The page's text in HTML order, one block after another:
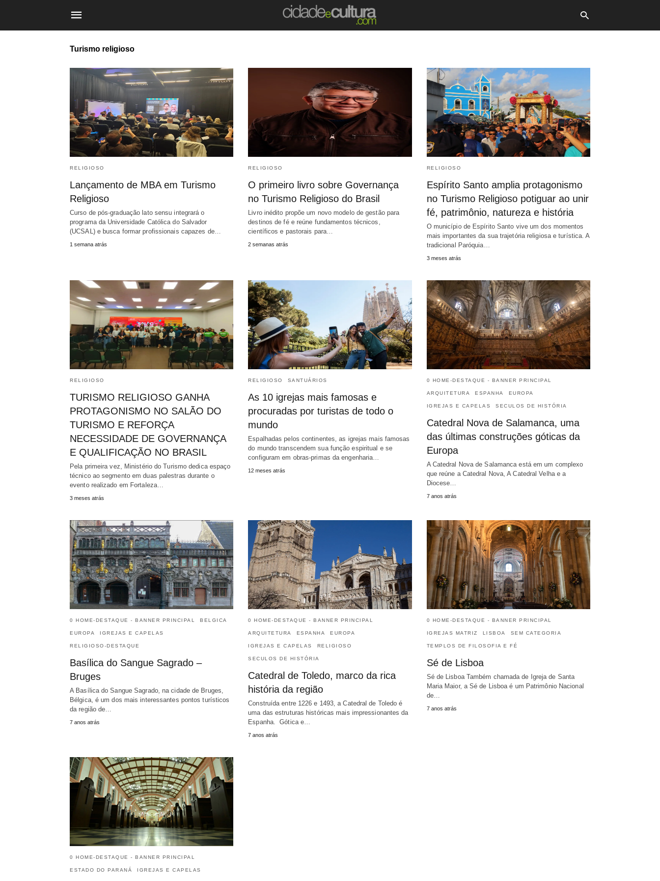
Turismo religioso
RELIGIOSO
Lançamento de MBA em Turismo
Religioso
Curso de pós-graduação lato sensu integrará o
programa da Universidade Católica do Salvador
(UCSAL) e busca formar profissionais capazes de…
1 semana atrás
RELIGIOSO
O primeiro livro sobre Governança
no Turismo Religioso do Brasil
Livro inédito propõe um novo modelo de gestão para
destinos de fé e reúne fundamentos técnicos,
científicos e pastorais para…
2 semanas atrás
RELIGIOSO
Espírito Santo amplia protagonismo
no Turismo Religioso potiguar ao unir
fé, patrimônio, natureza e história
O município de Espírito Santo vive um dos momentos
mais importantes da sua trajetória religiosa e turística. A
tradicional Paróquia…
3 meses atrás
RELIGIOSO
TURISMO RELIGIOSO GANHA
PROTAGONISMO NO SALÃO DO
TURISMO E REFORÇA
NECESSIDADE DE GOVERNANÇA
E QUALIFICAÇÃO NO BRASIL
Pela primeira vez, Ministério do Turismo dedica espaço
técnico ao segmento em duas palestras durante o
evento realizado em Fortaleza…
3 meses atrás
RELIGIOSO SANTUÁRIOS
As 10 igrejas mais famosas e
procuradas por turistas de todo o
mundo
Espalhadas pelos continentes, as igrejas mais famosas
do mundo transcendem sua função espiritual e se
configuram em obras-primas da engenharia…
12 meses atrás
0 HOME-DESTAQUE - BANNER PRINCIPAL
ARQUITETURA ESPANHA EUROPA
IGREJAS E CAPELAS SECULOS DE HISTÓRIA
Catedral Nova de Salamanca, uma
das últimas construções góticas da
Europa
A Catedral Nova de Salamanca está em um complexo
que reúne a Catedral Nova, A Catedral Velha e a
Diocese…
7 anos atrás
0 HOME-DESTAQUE - BANNER PRINCIPAL BELGICA
EUROPA IGREJAS E CAPELAS
RELIGIOSO-DESTAQUE
Basílica do Sangue Sagrado –
Bruges
A Basílica do Sangue Sagrado, na cidade de Bruges,
Bélgica, é um dos mais interessantes pontos turísticos
da região de…
7 anos atrás
0 HOME-DESTAQUE - BANNER PRINCIPAL
ARQUITETURA ESPANHA EUROPA
IGREJAS E CAPELAS RELIGIOSO
SECULOS DE HISTÓRIA
Catedral de Toledo, marco da rica
história da região
Construída entre 1226 e 1493, a Catedral de Toledo é
uma das estruturas históricas mais impressionantes da
Espanha. Gótica e…
7 anos atrás
0 HOME-DESTAQUE - BANNER PRINCIPAL
IGREJAS MATRIZ LISBOA SEM CATEGORIA
TEMPLOS DE FILOSOFIA E FÉ
Sé de Lisboa
Sé de Lisboa Também chamada de Igreja de Santa
Maria Maior, a Sé de Lisboa é um Patrimônio Nacional
de…
7 anos atrás
0 HOME-DESTAQUE - BANNER PRINCIPAL
ESTADO DO PARANÁ IGREJAS E CAPELAS